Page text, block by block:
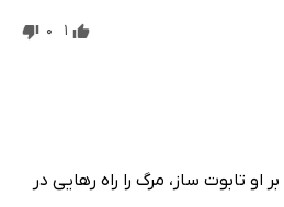
1
0
تابوت ساز، مرگ را راه رهایی در